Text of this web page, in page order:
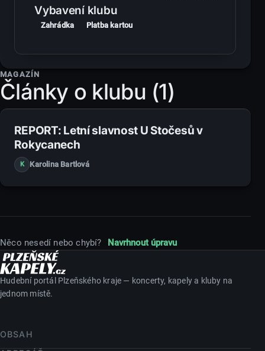
Vybavení klubu
Zahrádka Platba kartou
MAGAZÍN
Články o klubu (1)
REPORT: Letní slavnost U Stočesů v
Rokycanech
K Karolina Bartlová
Něco nesedí nebo chybí? Navrhnout úpravu
Hudební portál Plzeňského kraje — koncerty, kapely a kluby na
jednom místě.
OBSAH